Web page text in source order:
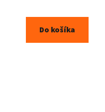
Do košíka